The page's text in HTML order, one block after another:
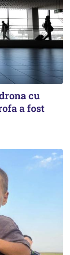
cu
a fost